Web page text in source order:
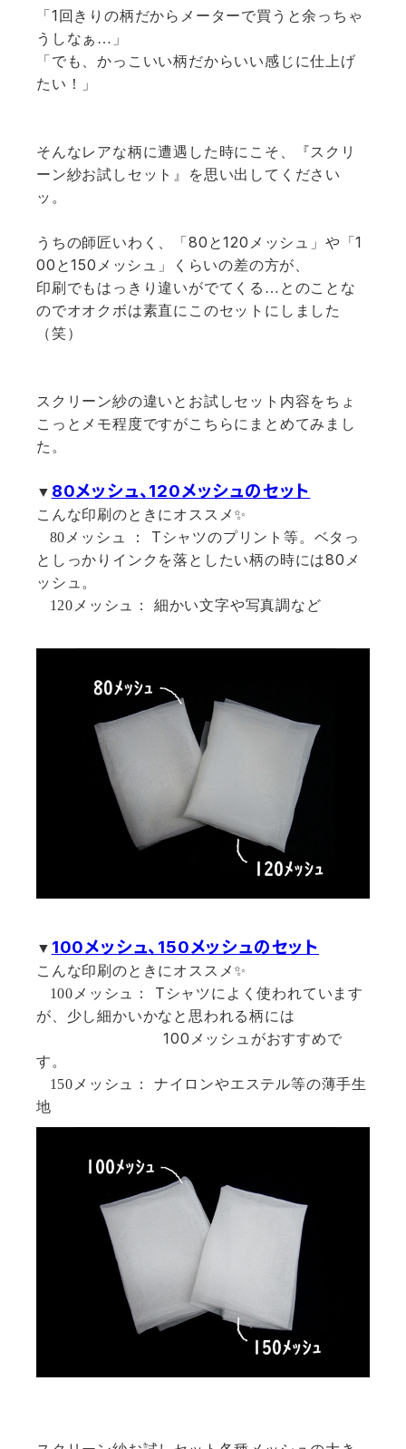
「 1 回きりの柄だからメーターで買うと余っちゃ
うしなぁ…」
「でも、かっこいい柄だからいい感じに仕上げ
たい！」
そんなレアな柄に遭遇した時にこそ、『スクリ
ーン紗お試しセット』を思い出してください
ッ。
うちの師匠いわく、「 80 と120 メッシュ」や「1
00 と150 メッシュ」くらいの差の方が、
印刷でもはっきり違いがでてくる…とのことな
のでオオクボは素直にこのセットにしました
（笑）
スクリーン紗の違いとお試しセット内容をちょ
こっとメモ程度ですがこちらにまとめてみまし
た。
▼ 80メッシュ、120メッシュのセット
こんな印刷のときにオススメ✨
80 メッシュ ： T シャツのプリント等。ベタっ
としっかりインクを落としたい柄の時には80 メ
ッシュ。
120 メッシュ： 細かい文字や写真調など
▼ 100メッシュ、150メッシュのセット
こんな印刷のときにオススメ✨
100 メッシュ： T シャツによく使われています
が、少し細かいかなと思われる柄には
100 メッシュがおすすめで
す。
150 メッシュ： ナイロンやエステル等の薄手生
地